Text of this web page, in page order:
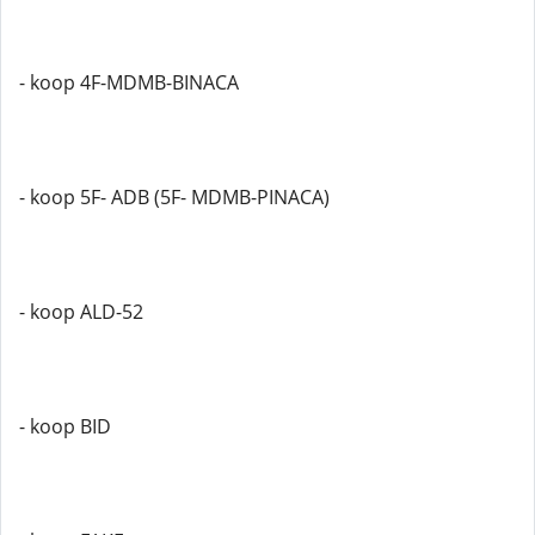
- koop 4F-MDMB-BINACA
- koop 5F- ADB (5F- MDMB-PINACA)
- koop ALD-52
- koop BID